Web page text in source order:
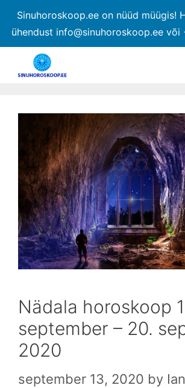
Sinuhoroskoop.ee on nüüd müügis!
ühendust info@sinuhoroskoop.ee
Nädala horoskoop
september – 20.
2020
september 13, 2020 by